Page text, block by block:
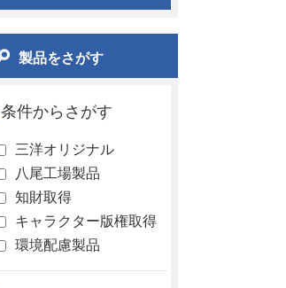
製品をさがす
条件からさがす
三洋オリジナル
八尾工場製品
知財取得
キャラクター版権取得
環境配慮製品